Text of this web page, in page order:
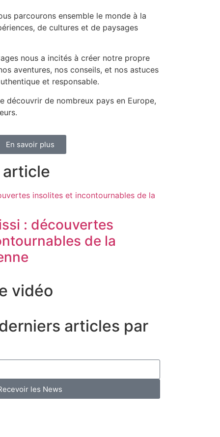
parcourons ensemble le monde à la
de cultures et de paysages
nous a incités à créer notre propre
aventures, nos conseils, et nos astuces
et responsable.
découvrir de nombreux pays en Europe,
En savoir plus
: découvertes
de la
vidéo
articles par
les News